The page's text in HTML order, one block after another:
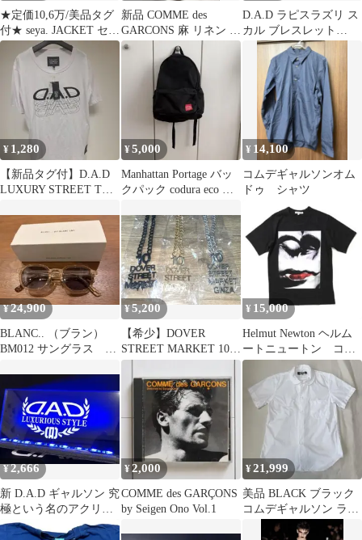
★定価10,6万/美品タグ
付★ seya. JACKET セヤ
S クリスタセヤ
新品 COMME des
GARCONS 麻 リネン ク
ロップド 26ss
D.A.D ラピスラズリ ス
カル ブレスレット
SS316Lサージカルステ
ンレス
¥ 1,280
​【新品タグ付】D.A.D
LUXURY STREET Tシ
¥5,000
Manhattan Portage バッ
クパック codura eco ナ
¥ 14,100
コムデギャルソンオム
ドゥ シャツ
¥24,900
BLANC.. （ブラン）
BM012 サングラス
¥5,200
【希少】DOVER
STREET MARKET 10周
年記念ネックレス3点セ
ット
¥ 15,000
Helmut Newton ヘルム
ートニュートン コム
デギャルソン Tシャ
ツ M
¥2,666
新 D.A.D ギャルソン 究
極という名のアクリル
プレート 青く光るLED
¥2,000
COMME des GARÇONS
by Seigen Ono Vol.1
¥21,999
美品 BLACK ブラック
コムデギャルソン ラウ
ンドカラーシャツ 白